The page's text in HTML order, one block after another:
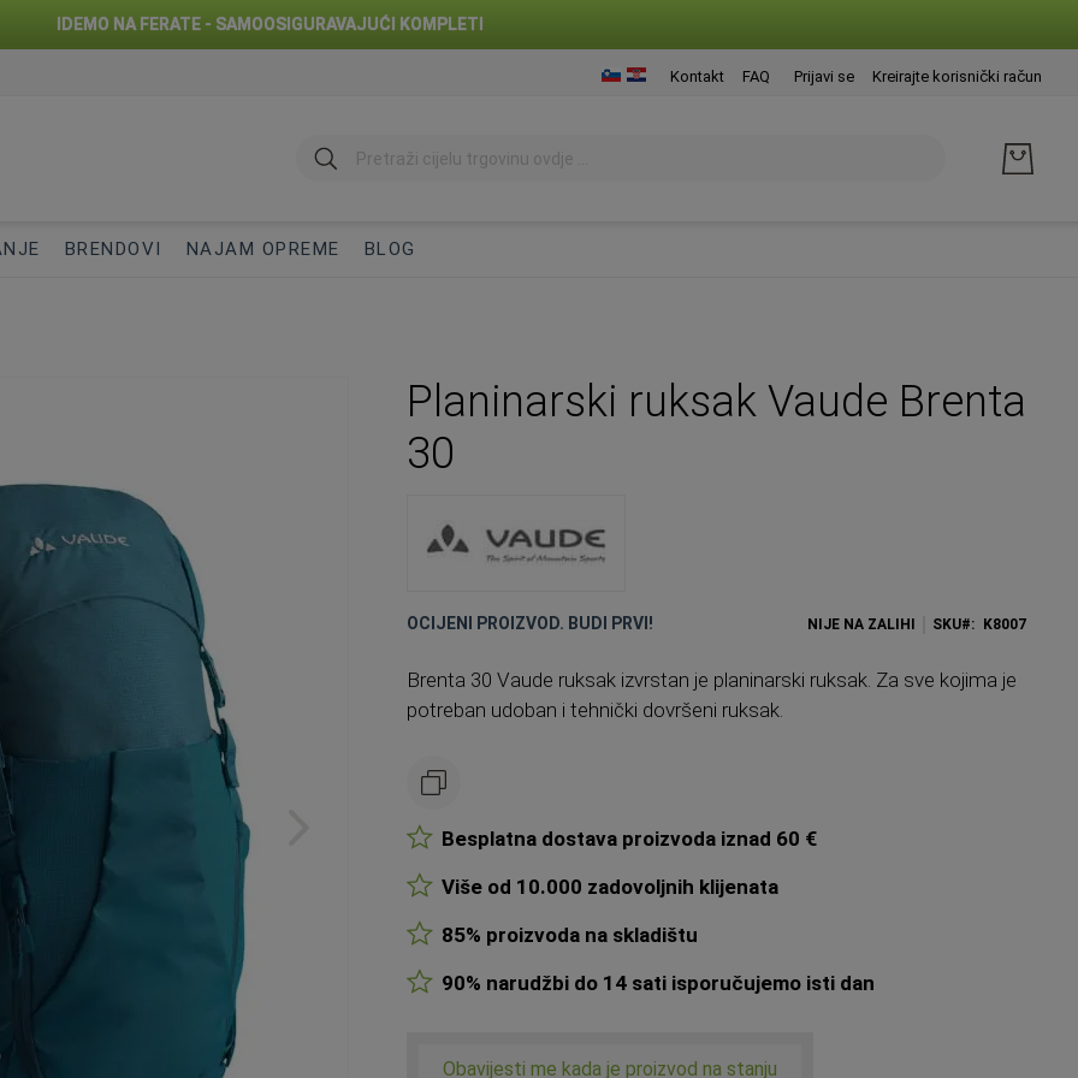
IDEMO NA FERATE - SAMOOSIGURAVAJUĆI KOMPLETI
na
Kontakt FAQ Prijavi se Kreirajte korisnički račun
traži
BRENDOVI NAJAM OPREME BLOG
Planinarski ruksak Vaude Brenta
30
OCIJENI PROIZVOD. BUDI PRVI! NIJE NA ZALIHI SKU K8007
Brenta 30 Vaude ruksak izvrstan je planinarski ruksak. Za sve kojima je
potreban udoban i tehnički dovršeni ruksak.
Besplatna dostava proizvoda iznad 60 €
Više od 10.000 zadovoljnih klijenata
85% proizvoda na skladištu
90% narudžbi do 14 sati isporučujemo isti dan
Obavijesti me kada je proizvod na stanju